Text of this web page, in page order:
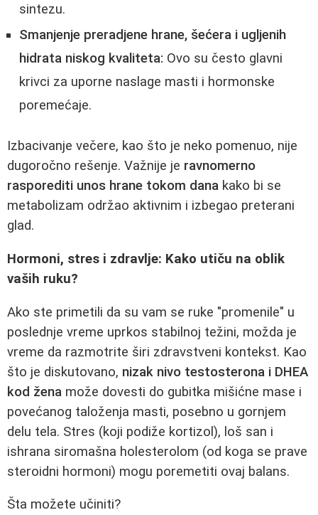
sintezu.
Smanjenje preradjene hrane, šećera i ugljenih
hidrata niskog kvaliteta: Ovo su često glavni
krivci za uporne naslage masti i hormonske
poremećaje.
Izbacivanje večere, kao što je neko pomenuo, nije
dugoročno rešenje. Važnije je ravnomerno
rasporediti unos hrane tokom dana kako bi se
metabolizam održao aktivnim i izbegao preterani
glad.
Hormoni, stres i zdravlje: Kako utiču na oblik
vaših ruku?
Ako ste primetili da su vam se ruke "promenile" u
poslednje vreme uprkos stabilnoj težini, možda je
vreme da razmotrite širi zdravstveni kontekst. Kao
što je diskutovano, nizak nivo testosterona i DHEA
kod žena može dovesti do gubitka mišićne mase i
povećanog taloženja masti, posebno u gornjem
delu tela. Stres (koji podiže kortizol), loš san i
ishrana siromašna holesterolom (od koga se prave
steroidni hormoni) mogu poremetiti ovaj balans.
Šta možete učiniti?